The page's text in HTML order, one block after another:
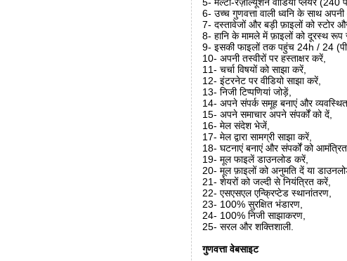
6- उच्च गुणवत्ता वाली ध्वनि के साथ
7- दस्तावेजों और बड़ी फ़ाइलों को स्टोर
8- हानि के मामले में फ़ाइलों को दूरस्थ
9- इसकी फाइलों तक पहुंच 24h / 24
10- अपनी तस्वीरों पर हस्ताक्षर करें,
11- चर्चा विषयों को साझा करें,
12- इंटरनेट पर वीडियो साझा करें,
13- निजी टिप्पणियां जोड़ें,
14- अपने संपर्क समूह बनाएं और
15- अपने समाचार अपने संपर्कों को दें,
16- मेल संदेश भेजें,
17- मेल द्वारा सामग्री साझा करें,
18- घटनाएं बनाएं और संपर्कों को
19- मूल फाइलें डाउनलोड करें,
20- मूल फ़ाइलों को अनुमति दें या
21- शेयरों को जल्दी से नियंत्रित करें,
22- एसएसएल एन्क्रिप्टेड स्थानांतरण,
23- 100% सुरक्षित भंडारण,
24- 100% निजी साझाकरण,
25- सरल और शक्तिशाली.
गुणवत्ता वेबसाइट